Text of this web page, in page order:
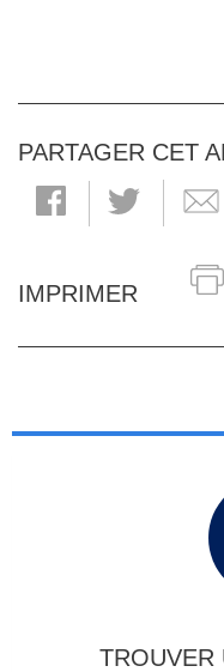
PARTAGER CET
IMPRIMER
TROUVER